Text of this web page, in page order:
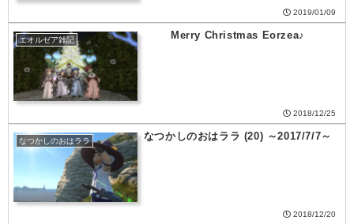
2019/01/09
エオルゼア雑記 Merry Christmas Eorzea♪
2018/12/25
なつかしのおはララ なつかしのおはララ (20) ～2017/7/7～
2018/12/20